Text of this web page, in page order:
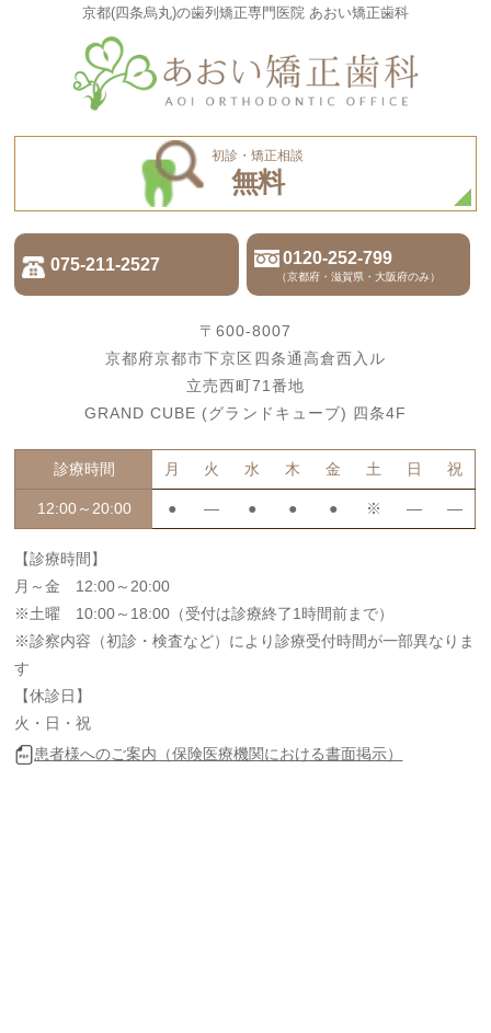
京都(四条烏丸)の歯列矯正専門医院 あおい矯正歯科
初診・矯正相談
無料
075-211-2527 0120-252-799
（京都府・滋賀県・大阪府のみ）
〒600-8007
京都府京都市下京区四条通高倉西入ル
立売西町71番地
GRAND CUBE (グランドキューブ) 四条4F
診療時間 月 火 水 木 金 土 日 祝
12:00～20:00 ● ― ● ● ● ※ ― ―
【診療時間】
月～金 12:00～20:00
※土曜 10:00～18:00（受付は診療終了1時間前まで）
※診察内容（初診・検査など）により診療受付時間が一部異なりま
す
【休診日】
火・日・祝
患者様へのご案内（保険医療機関における書面掲示）